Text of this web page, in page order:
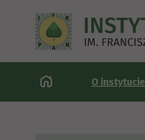
O instytucie